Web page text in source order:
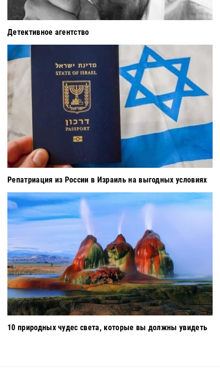
Детективное агентство
Репатриация из России в Израиль на выгодных условиях
10 природных чудес света, которые вы должны увидеть